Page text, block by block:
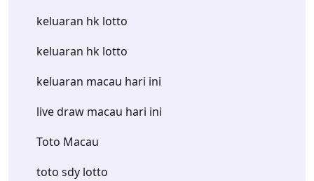
keluaran hk lotto
keluaran hk lotto
keluaran macau hari ini
live draw macau hari ini
Toto Macau
toto sdy lotto